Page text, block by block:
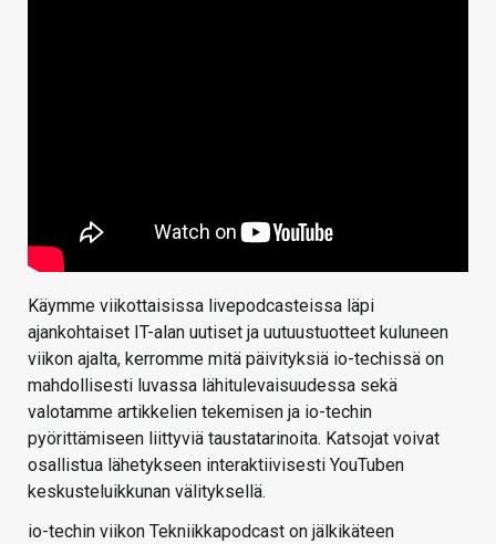
Käymme viikottaisissa livepodcasteissa läpi
ajankohtaiset IT-alan uutiset ja uutuustuotteet kuluneen
viikon ajalta, kerromme mitä päivityksiä io-techissä on
mahdollisesti luvassa lähitulevaisuudessa sekä
valotamme artikkelien tekemisen ja io-techin
pyörittämiseen liittyviä taustatarinoita. Katsojat voivat
osallistua lähetykseen interaktiivisesti YouTuben
keskusteluikkunan välityksellä.
io-techin viikon Tekniikkapodcast on jälkikäteen